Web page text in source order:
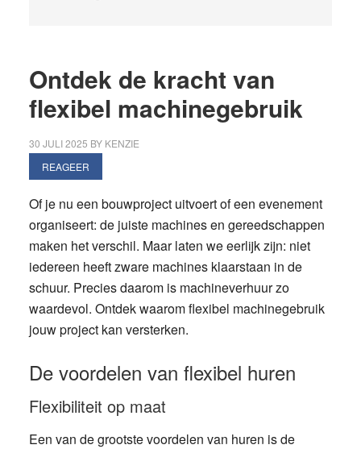
Ontdek de kracht van
flexibel machinegebruik
30 JULI 2025 BY KENZIE
REAGEER
Of je nu een bouwproject uitvoert of een evenement
organiseert: de juiste machines en gereedschappen
maken het verschil. Maar laten we eerlijk zijn: niet
iedereen heeft zware machines klaarstaan in de
schuur. Precies daarom is machineverhuur zo
waardevol. Ontdek waarom flexibel machinegebruik
jouw project kan versterken.
De voordelen van flexibel huren
Flexibiliteit op maat
Een van de grootste voordelen van huren is de